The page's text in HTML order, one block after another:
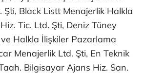
Şti, Black Listt Menajerlik Halkla
Tic. Ltd. Şti, Deniz Tüney
ve Halkla İlişkiler Pazarlama
Menajerlik Ltd. Şti, En Teknik
Bilgisayar Ajans Hiz. San.